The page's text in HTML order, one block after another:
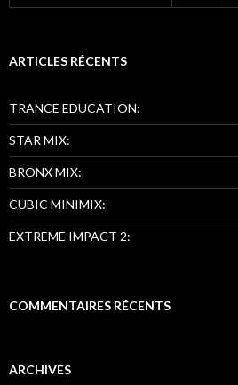
ARTICLES RÉCENTS
TRANCE EDUCATION:
STAR MIX:
BRONX MIX:
CUBIC MINIMIX:
EXTREME IMPACT 2:
COMMENTAIRES RÉCENTS
ARCHIVES